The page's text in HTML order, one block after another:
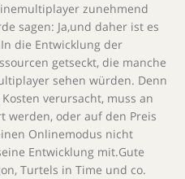
zunehmend
sagen: Ja,und daher ist es
die Entwicklung der
getseckt, die manche
sehen würden. Denn
verursacht, muss an
werden, oder auf den Preis
Onlinemodus nicht
Entwicklung mit.Gute
Turtels in Time und co.